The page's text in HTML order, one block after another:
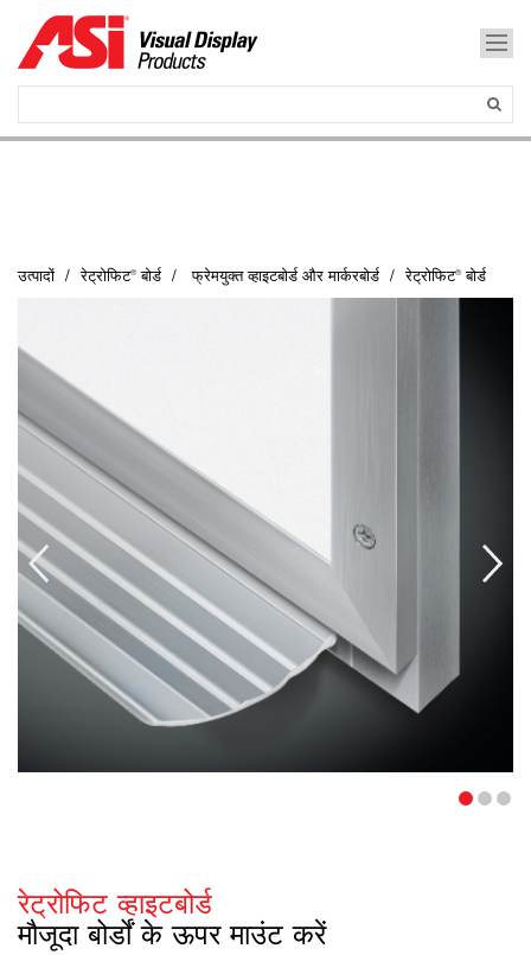
उत्पादों रेट्रोफिट® बोर्ड फ्रेमयुक्त व्हाइटबोर्ड और मार्करबोर्ड रेट्रोफिट® बोर्ड
रेट्रोफिट व्हाइटबोर्ड
मौजूदा बोर्डों के ऊपर माउंट करें